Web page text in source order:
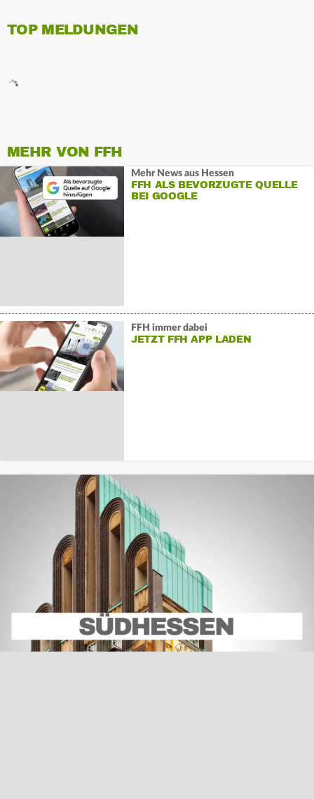
TOP MELDUNGEN
MEHR VON FFH
Mehr News aus Hessen
FFH ALS BEVORZUGTE QUELLE
BEI GOOGLE
FFH immer dabei
JETZT FFH APP LADEN